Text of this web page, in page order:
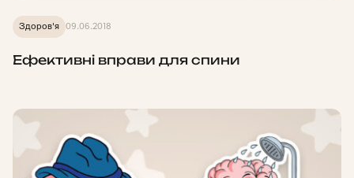
Здоров'я 09.06.2018
Ефективні вправи для спини